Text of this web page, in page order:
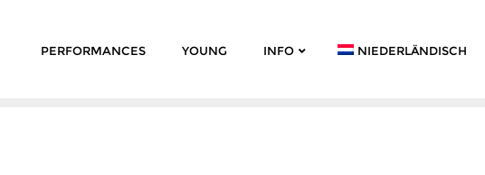
PERFORMANCES YOUNG INFO NIEDERLÄNDISCH